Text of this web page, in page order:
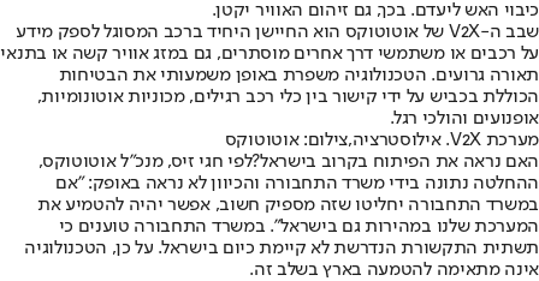
כיבוי האש ליעדם. בכך, גם זיהום האוויר יקטן.
שבב ה-V2X של אוטוטוקס הוא החיישן היחיד ברכב המסוגל לספק מידע
על רכבים או משתמשי דרך אחרים מוסתרים, גם במזג אוויר קשה או בתנאי
תאורה גרועים. הטכנולוגיה משפרת באופן משמעותי את הבטיחות
הכוללת בכביש על ידי קישור בין כלי רכב רגילים, מכוניות אוטונומיות,
אופנועים והולכי רגל.
מערכת V2X. אילוסטרציה,צילום: אוטוטוקס
האם נראה את הפיתוח בקרוב בישראל?לפי חגי זיס, מנכ"ל אוטוטוקס,
ההחלטה נתונה בידי משרד התחבורה והכיוון לא נראה באופק: "אם
במשרד התחבורה יחליטו שזה מספיק חשוב, אפשר יהיה להטמיע את
המערכת שלנו במהירות גם בישראל". במשרד התחבורה טוענים כי
תשתית התקשורת הנדרשת לא קיימת כיום בישראל. על כן, הטכנולוגיה
אינה מתאימה להטמעה בארץ בשלב זה.